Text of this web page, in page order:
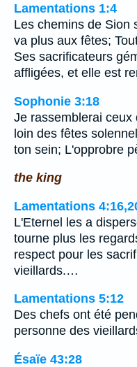
Lamentations 1:4
Les chemins de Sion
va plus aux fêtes;
Ses sacrificateurs
affligées, et elle est
Sophonie 3:18
Je rassemblerai ceux
loin des fêtes
ton sein; L'opprobre
the king
Lamentations
L'Eternel les a
tourne plus les
respect pour les
vieillards.…
Lamentations 5:12
Des chefs ont été
personne des
Ésaïe 43:28